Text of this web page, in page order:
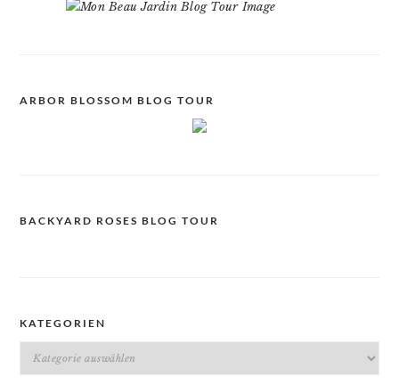
ARBOR BLOSSOM BLOG TOUR
BACKYARD ROSES BLOG TOUR
KATEGORIEN
Kategorien